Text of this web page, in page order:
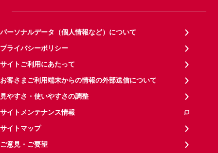
パーソナルデータ（個人情報など）について
プライバシーポリシー
サイトご利用にあたって
お客さまご利用端末からの情報の外部送信について
見やすさ・使いやすさの調整
サイトメンテナンス情報
サイトマップ
ご意見・ご要望